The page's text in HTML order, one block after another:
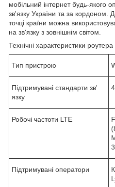
мобільний інтернет будь-якого
зв'язку України та за кордоном.
точці країни можна
на зв'язку з зовнішнім світом.
Технічні характеристики
Тип пристрою
Підтримувані стандарти зв'
язку
Робочі частоти LTE
Підтримувані оператори